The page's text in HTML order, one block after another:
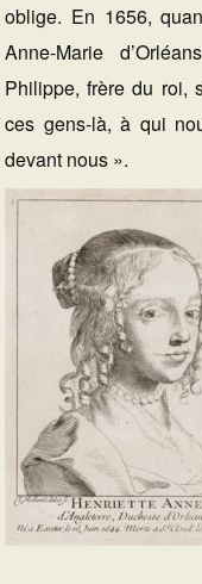
oblige. En 1656,
Anne-Marie
Philippe, frère du roi,
ces gens-là, à qui
devant nous ».